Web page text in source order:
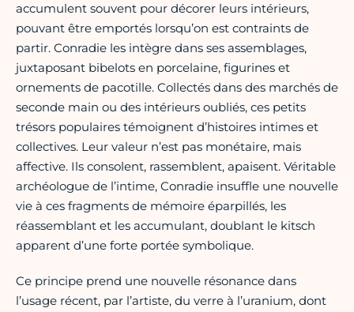
accumulent souvent pour décorer leurs intérieurs,
pouvant être emportés lorsqu’on est contraints de
partir. Conradie les intègre dans ses assemblages,
juxtaposant bibelots en porcelaine, figurines et
ornements de pacotille. Collectés dans des marchés de
seconde main ou des intérieurs oubliés, ces petits
trésors populaires témoignent d’histoires intimes et
collectives. Leur valeur n’est pas monétaire, mais
affective. Ils consolent, rassemblent, apaisent. Véritable
archéologue de l’intime, Conradie insuffle une nouvelle
vie à ces fragments de mémoire éparpillés, les
réassemblant et les accumulant, doublant le kitsch
apparent d’une forte portée symbolique.
Ce principe prend une nouvelle résonance dans
l’usage récent, par l’artiste, du verre à l’uranium, dont